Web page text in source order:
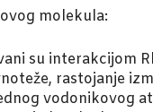
molekula:
su interakcijom
rastojanje
vodonikovog